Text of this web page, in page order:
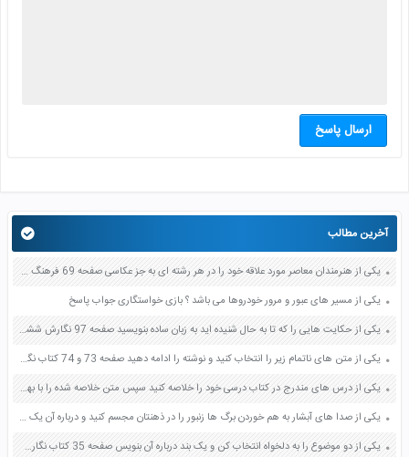
ارسال پاسخ
آخرین مطالب
یکی از هنرمندان معاصر مورد علاقه خود را در هر رشته ای به جز عکاسی صفحه 69 فرهنگ و هنر نهم
یکی از مسیر های عبور و مرور خودروها می باشد ؟ بازی خواستگاری جواب پاسخ
یکی از حکایت هایی را که تا به حال شنیده اید به زبان ساده بنویسید صفحه 97 نگارش ششم دبستان
یکی از متن های ناتمام زیر را انتخاب کنید و نوشته را ادامه دهید صفحه 73 و 74 کتاب نگارش فارسی پنجم دبستان
یکی از درس های مندرج در کتاب درسی خود را خلاصه کنید سپس متن خلاصه شده را با بهره گیری از روش های دسته بندی نمودار جدول نقشه مفهومی نشان دهید صفحه 118 نگارش یازدهم
یکی از صدا های آبشار به هم خوردن برگ ها زنبور را در ذهنتان مجسم کنید و درباره آن یک بند بنویسید صفحه 11 نگارش پنجم
یکی از دو موضوع را به دلخواه انتخاب کن و یک بند درباره آن بنویس صفحه 35 کتاب نگارش فارسی سوم